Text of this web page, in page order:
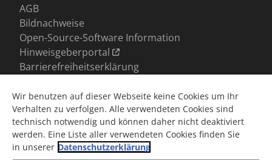
Wir benutzen auf dieser Webseite keine Cookies um Ihr
Verhalten zu verfolgen. Alle verwendeten Cookies sind
technisch notwendig und können daher nicht deaktiviert
werden. Eine Liste aller verwendeten Cookies finden Sie
in unserer Datenschutzerklärung